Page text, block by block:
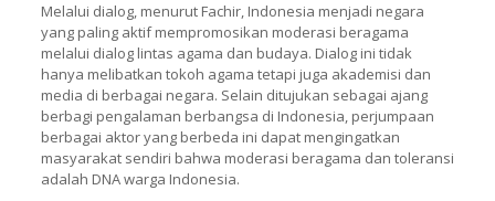
Melalui dialog, menurut Fachir, Indonesia menjadi negara
yang paling aktif mempromosikan moderasi beragama
melalui dialog lintas agama dan budaya. Dialog ini tidak
hanya melibatkan tokoh agama tetapi juga akademisi dan
media di berbagai negara. Selain ditujukan sebagai ajang
berbagi pengalaman berbangsa di Indonesia, perjumpaan
berbagai aktor yang berbeda ini dapat mengingatkan
masyarakat sendiri bahwa moderasi beragama dan toleransi
adalah DNA warga Indonesia.